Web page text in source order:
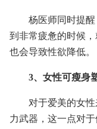
杨医师同时提
到非常疲惫的时候
也会导致性欲降低。
3、女性可瘦身
对于爱美的女
力武器，这一点对